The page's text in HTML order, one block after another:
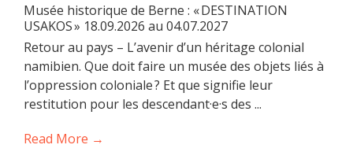
Musée historique de Berne : « DESTINATION
USAKOS » 18.09.2026 au 04.07.2027
Retour au pays – L’avenir d’un héritage colonial
namibien. Que doit faire un musée des objets liés à
l’oppression coloniale ? Et que signifie leur
restitution pour les descendant·e·s des ...
Read More →